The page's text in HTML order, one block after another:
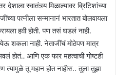
स्वातंत्र्य मिळाल्यावर ब्रिटिशांच्या
पत्नीला सन्मानानं भारतात बोलवायला
हवी होती. पण तसं घडलं नाही.
शकला नाही. नेताजींचं मोठेपण मात्र
होतं.. आणि एक फार महत्वाची गोष्टही
त्यामुळे तू महान होत नाहीस.. तुला तुझा